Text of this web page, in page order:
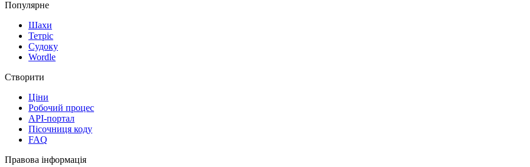
Популярне
Шахи
Тетріс
Судоку
Wordle
Створити
Ціни
Робочий процес
API-портал
Пісочниця коду
FAQ
Правова інформація